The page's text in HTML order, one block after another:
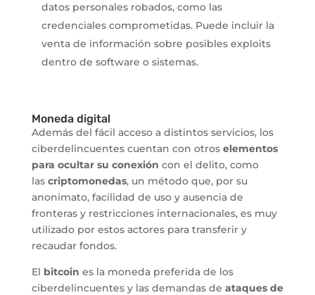
datos personales robados, como las
credenciales comprometidas. Puede incluir la
venta de información sobre posibles exploits
dentro de software o sistemas.
Moneda digital
Además del fácil acceso a distintos servicios, los
ciberdelincuentes cuentan con otros elementos
para ocultar su conexión con el delito, como
las criptomonedas, un método que, por su
anonimato, facilidad de uso y ausencia de
fronteras y restricciones internacionales, es muy
utilizado por estos actores para transferir y
recaudar fondos.
El bitcoin es la moneda preferida de los
ciberdelincuentes y las demandas de ataques de